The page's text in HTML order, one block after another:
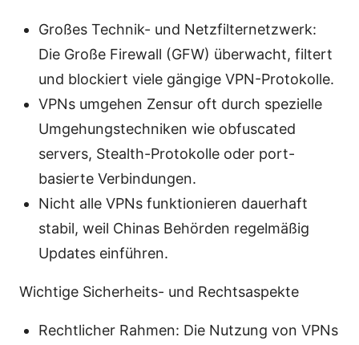
Großes Technik- und Netzfilternetzwerk:
Die Große Firewall (GFW) überwacht, filtert
und blockiert viele gängige VPN-Protokolle.
VPNs umgehen Zensur oft durch spezielle
Umgehungstechniken wie obfuscated
servers, Stealth-Protokolle oder port-
basierte Verbindungen.
Nicht alle VPNs funktionieren dauerhaft
stabil, weil Chinas Behörden regelmäßig
Updates einführen.
Wichtige Sicherheits- und Rechtsaspekte
Rechtlicher Rahmen: Die Nutzung von VPNs